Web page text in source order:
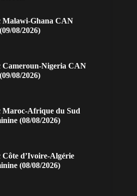
Malawi-Ghana CAN
08/2026)
Cameroun-Nigeria CAN
08/2026)
Maroc-Afrique du Sud
(08/08/2026)
Côte d’Ivoire-Algérie
(08/08/2026)